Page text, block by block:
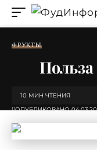
ФРУКТЫ
ОПУБЛИКОВАНО
10 МИН ЧТЕНИЯ